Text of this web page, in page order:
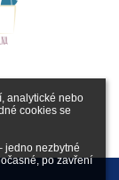
analytické nebo
cookies se
jedno nezbytné
po zavření